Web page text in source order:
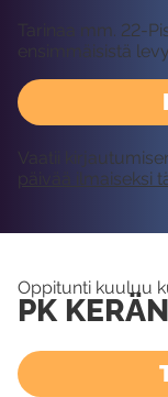
Tarinaa mm. 22-
ensimmäisistä
Vaatii
päivää ilmaiseksi
Oppitunti kuuluu
PK